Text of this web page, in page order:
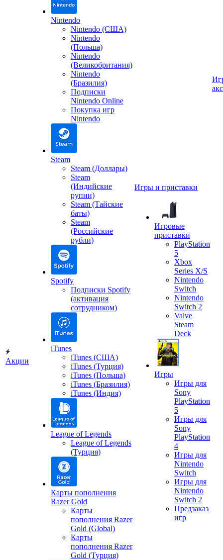
Акции
Nintendo
Nintendo (США)
Nintendo
(Польша)
Nintendo
(Великобритания)
Nintendo
(Бразилия)
Подписки
Nintendo Online
Покупка игр
Nintendo
Steam
Steam (Доллары)
Steam
(Индийские
рупии)
Steam (Тайские
баты)
Steam
(Российские
рубли)
Spotify
Подписки Spotify
(активация
сотрудником)
iTunes
iTunes (США)
iTunes (Турция)
iTunes (Польша)
iTunes (Бразилия)
iTunes (Индия)
League of Legends
League of Legends
(Турция)
Карты пополнения
Razer Gold
Карты
пополнения Razer
Gold (Global)
Карты
пополнения Razer
Gold (Турция)
Игры и приставки
Игровые
приставки
PlayStation
5
Xbox
Series X/S
Nintendo
Switch
Nintendo
Switch 2
Valve
Steam
Deck
Игры
Игры для
Sony
PlayStation
5
Игры для
Sony
PlayStation
4
Игры для
Nintendo
Switch
Игры для
Nintendo
Switch 2
Предзаказ
игр